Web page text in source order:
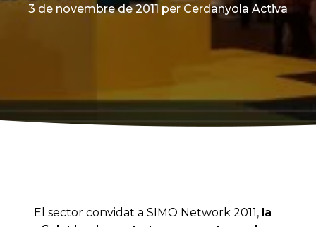
3 de novembre de 2011 per Cerdanyola Activa
El sector convidat a SIMO Network 2011, la